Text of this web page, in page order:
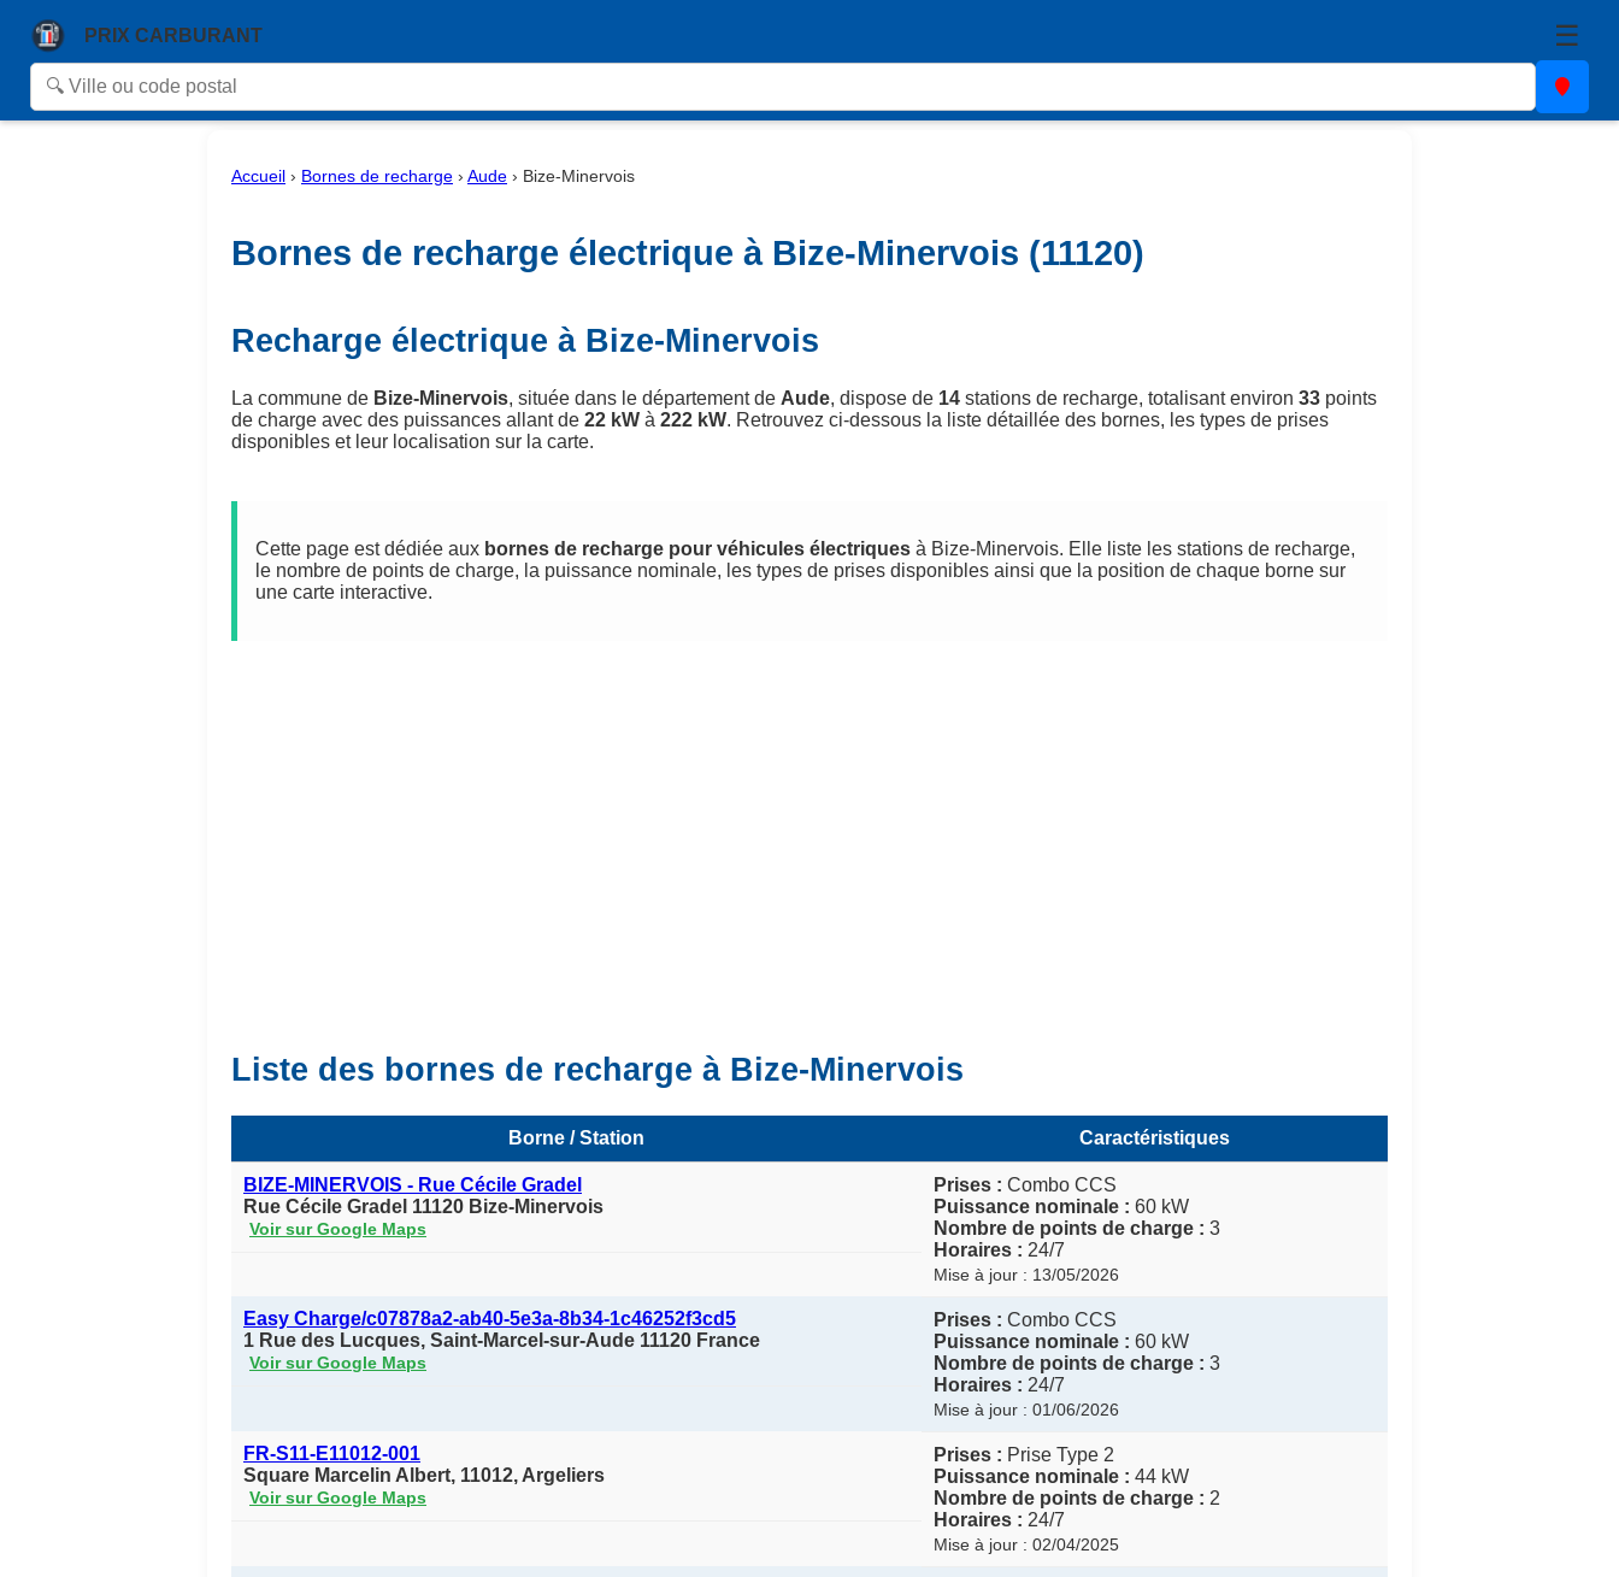
PRIX CARBURANT ☰
Accueil › Bornes de recharge › Aude › Bize-Minervois
Bornes de recharge électrique à Bize-Minervois (11120)
Recharge électrique à Bize-Minervois
La commune de Bize-Minervois, située dans le département de Aude, dispose de 14 stations de recharge, totalisant environ 33 points
de charge avec des puissances allant de 22 kW à 222 kW. Retrouvez ci-dessous la liste détaillée des bornes, les types de prises
disponibles et leur localisation sur la carte.
Cette page est dédiée aux bornes de recharge pour véhicules électriques à Bize-Minervois. Elle liste les stations de recharge,
le nombre de points de charge, la puissance nominale, les types de prises disponibles ainsi que la position de chaque borne sur
une carte interactive.
Liste des bornes de recharge à Bize-Minervois
Borne / Station Caractéristiques
BIZE-MINERVOIS - Rue Cécile Gradel
Rue Cécile Gradel 11120 Bize-Minervois
Voir sur Google Maps
Prises : Combo CCS
Puissance nominale : 60 kW
Nombre de points de charge : 3
Horaires : 24/7
Mise à jour : 13/05/2026
Easy Charge/c07878a2-ab40-5e3a-8b34-1c46252f3cd5
1 Rue des Lucques, Saint-Marcel-sur-Aude 11120 France
Voir sur Google Maps
Prises : Combo CCS
Puissance nominale : 60 kW
Nombre de points de charge : 3
Horaires : 24/7
Mise à jour : 01/06/2026
FR-S11-E11012-001
Square Marcelin Albert, 11012, Argeliers
Voir sur Google Maps
Prises : Prise Type 2
Puissance nominale : 44 kW
Nombre de points de charge : 2
Horaires : 24/7
Mise à jour : 02/04/2025